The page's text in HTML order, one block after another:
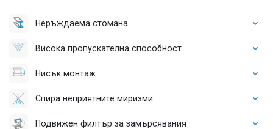
Неръждаема стомана
Висока пропускателна способност
Нисък монтаж
Спира неприятните миризми
Подвижен филтър за замърсявания